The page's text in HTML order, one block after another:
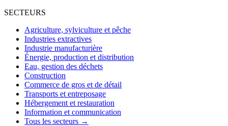
SECTEURS
Agriculture, sylviculture et pêche
Industries extractives
Industrie manufacturière
Énergie, production et distribution
Eau, gestion des déchets
Construction
Commerce de gros et de détail
Transports et entreposage
Hébergement et restauration
Information et communication
Tous les secteurs →